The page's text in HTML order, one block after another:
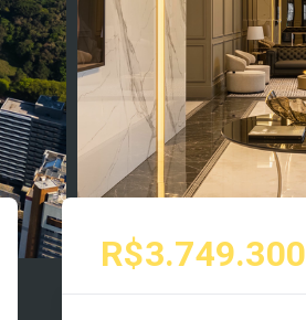
R$3.749.300